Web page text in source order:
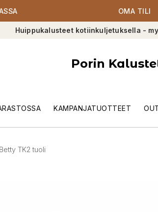
OMA TILI
Huippukalusteet kotiinkuljetuksella -
Porin
KAMPANJATUOTTEET
TK2 tuoli